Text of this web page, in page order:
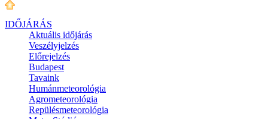
IDŐJÁRÁS
Aktuális időjárás
Veszélyjelzés
Előrejelzés
Budapest
Tavaink
Humánmeteorológia
Agrometeorológia
Repülésmeteorológia